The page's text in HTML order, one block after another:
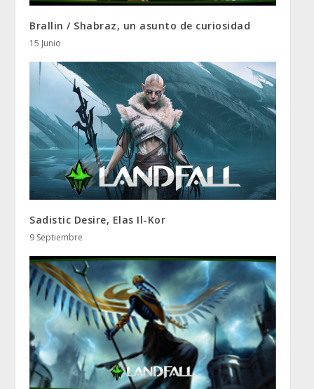
Brallin / Shabraz, un asunto de curiosidad
15 Junio
Sadistic Desire, Elas Il-Kor
9 Septiembre